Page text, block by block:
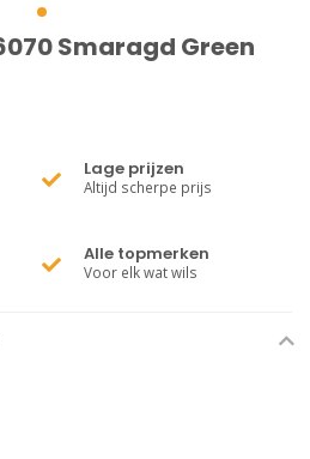
Smaragd Green
Lage prijzen
Altijd scherpe prijs
Alle topmerken
Voor elk wat wils